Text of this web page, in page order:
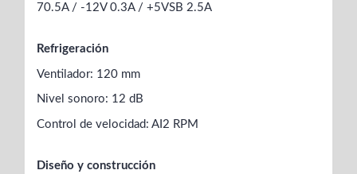
70.5A / -12V 0.3A / +5VSB 2.5A
Refrigeración
Ventilador: 120 mm
Nivel sonoro: 12 dB
Control de velocidad: AI2 RPM
Diseño y construcción